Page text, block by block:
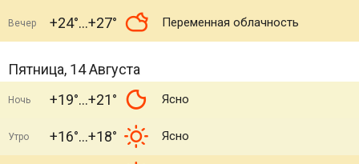
Вечер +24° +27° Переменная облачность
Пятница, 14 Августа
Ночь +19° +21° Ясно
Утро +16° +18° Ясно